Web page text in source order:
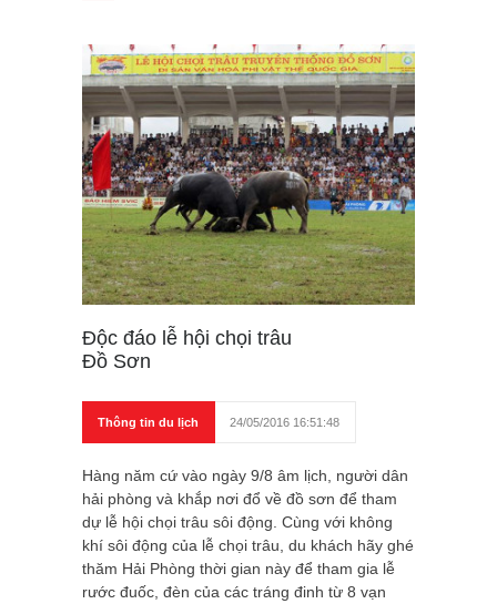
Độc đáo lễ hội chọi trâu
Đồ Sơn
Thông tin du lịch 24/05/2016 16:51:48
Hàng năm cứ vào ngày 9/8 âm lịch, người dân
hải phòng và khắp nơi đổ về đồ sơn để tham
dự lễ hội chọi trâu sôi động. Cùng với không
khí sôi động của lễ chọi trâu, du khách hãy ghé
thăm Hải Phòng thời gian này để tham gia lễ
rước đuốc, đèn của các tráng đinh từ 8 vạn